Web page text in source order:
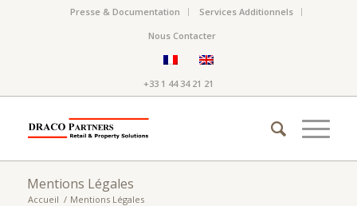
Presse & Documentation
Services Additionnels
Nous Contacter
+33 1 44 34 21 21
Mentions Légales
Accueil / Mentions Légales